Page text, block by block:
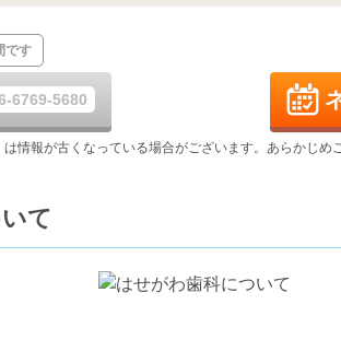
月
9/7
水
9/9
-
-
-
火
です
6769-5680
情報が古くなっている場合がございます。あらかじめ
て